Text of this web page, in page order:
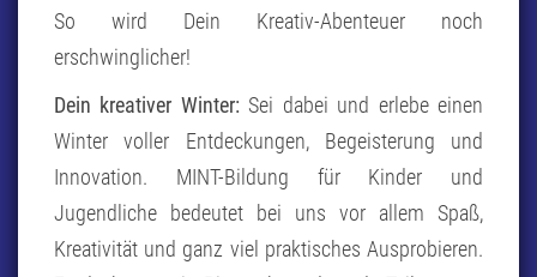
So wird Dein Kreativ-Abenteuer noch
erschwinglicher!
Dein kreativer Winter: Sei dabei und erlebe einen
Winter voller Entdeckungen, Begeisterung und
Innovation. MINT-Bildung für Kinder und
Jugendliche bedeutet bei uns vor allem Spaß,
Kreativität und ganz viel praktisches Ausprobieren.